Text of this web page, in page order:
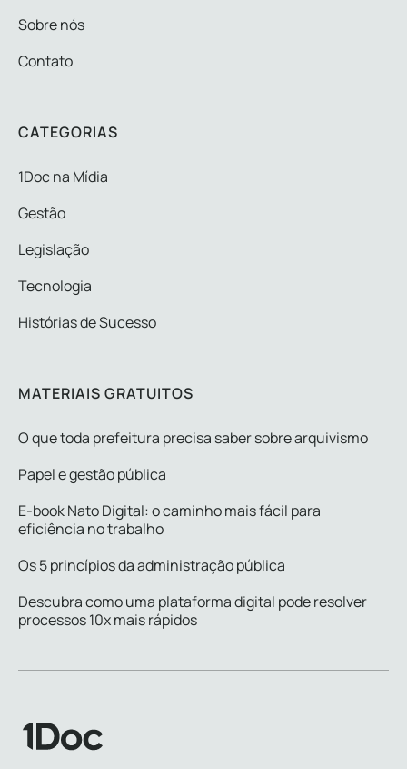
Sobre nós
Contato
CATEGORIAS
1Doc na Mídia
Gestão
Legislação
Tecnologia
Histórias de Sucesso
MATERIAIS GRATUITOS
O que toda prefeitura precisa saber sobre arquivismo
Papel e gestão pública
E-book Nato Digital: o caminho mais fácil para
eficiência no trabalho
Os 5 princípios da administração pública
Descubra como uma plataforma digital pode resolver
processos 10x mais rápidos